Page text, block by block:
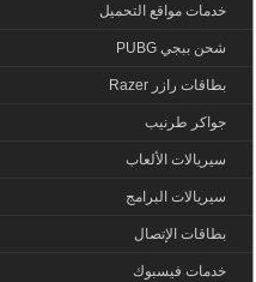
خدمات مواقع التحميل
شحن ببجي PUBG
بطاقات رازر Razer
جواكر طرنيب
سيريالات الألعاب
سيريالات البرامج
بطاقات الإتصال
خدمات فيسبوك